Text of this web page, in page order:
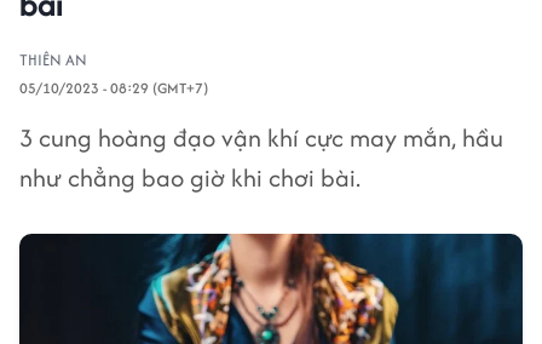
THIÊN AN
05/10/2023 - 08:29 (GMT+7)
3 cung hoàng đạo vận khí cực may mắn, hầu
như chẳng bao giờ khi chơi bài.